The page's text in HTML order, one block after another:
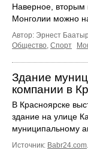
Наверное, вторым
Монголии можно
Автор: Эрнест
Общество, Спорт
Здание
компании в
В Красноярске
здание на улице
муниципальному
Источник: Babr24.com.